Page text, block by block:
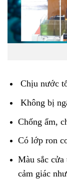
Chịu nước
Không bị
Chống ẩm,
Có lớp ron
Màu sắc
cảm giác